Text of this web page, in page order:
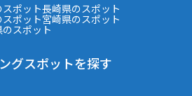
ポット長崎県のスポット
ポット宮崎県のスポット
スポット
グスポットを探す